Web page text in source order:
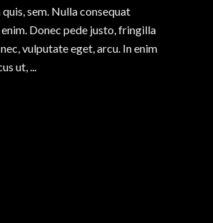
sem. Nulla consequat
enim. Donec pede justo, fringilla
vulputate eget, arcu. In enim
ut,